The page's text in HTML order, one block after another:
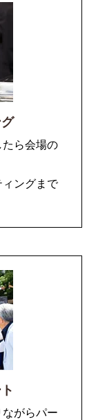
ら会場の
ングまで
がらパー